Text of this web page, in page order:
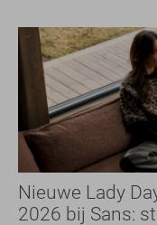
Nieuwe Lady
2026 bij Sans: